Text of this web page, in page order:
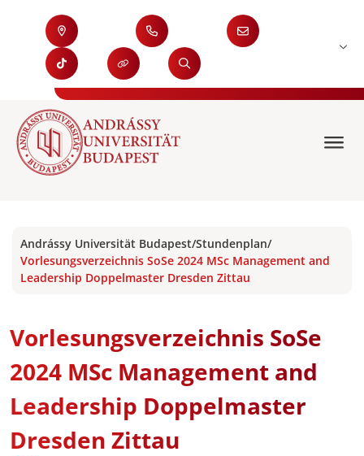
Andrássy Universität Budapest/Stundenplan/
Vorlesungsverzeichnis SoSe 2024 MSc Management and
Leadership Doppelmaster Dresden Zittau
Vorlesungsverzeichnis SoSe
2024 MSc Management and
Leadership Doppelmaster
Dresden Zittau